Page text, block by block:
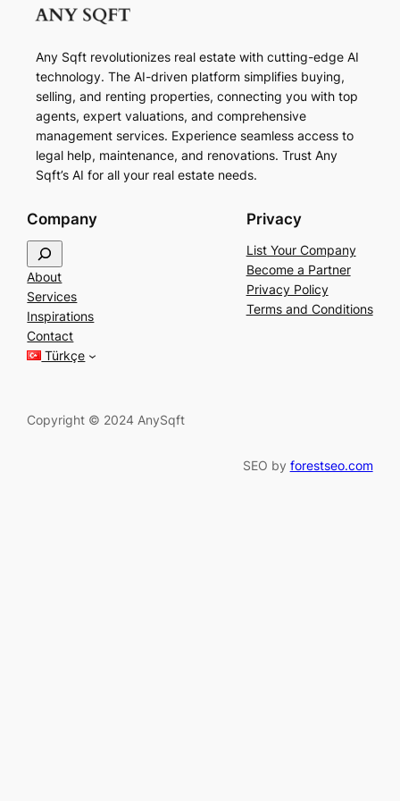
Any Sqft revolutionizes real estate with cutting-edge AI
technology. The AI-driven platform simplifies buying,
selling, and renting properties, connecting you with top
agents, expert valuations, and comprehensive
management services. Experience seamless access to
legal help, maintenance, and renovations. Trust Any
Sqft’s AI for all your real estate needs.
Company
e
a
r
c
h
About
Services
Inspirations
Contact
Türkçe
Privacy
List Your Company
Become a Partner
Privacy Policy
Terms and Conditions
Copyright © 2024 AnySqft
SEO by forestseo.com